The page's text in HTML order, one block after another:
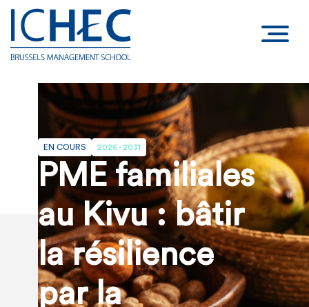
PME familiales
au Kivu : bâtir
la résilience
par la
EN COURS 2026 - 2031